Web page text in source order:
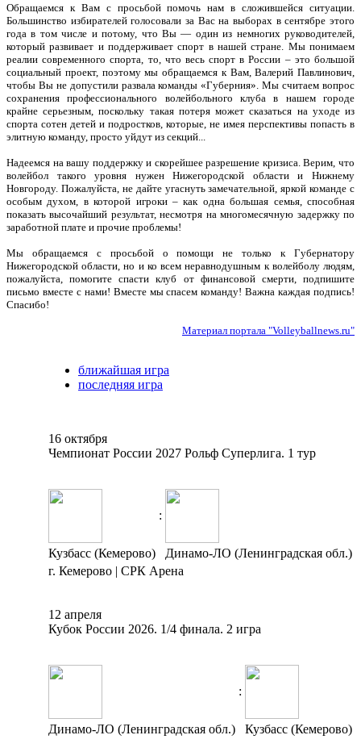
Обращаемся к Вам с просьбой помочь нам в сложившейся ситуации.
Большинство избирателей голосовали за Вас на выборах в сентябре этого
года в том числе и потому, что Вы — один из немногих руководителей,
который развивает и поддерживает спорт в нашей стране. Мы понимаем
реалии современного спорта, то, что весь спорт в России – это большой
социальный проект, поэтому мы обращаемся к Вам, Валерий Павлинович,
чтобы Вы не допустили развала команды «Губерния». Мы считаем вопрос
сохранения профессионального волейбольного клуба в нашем городе
крайне серьезным, поскольку такая потеря может сказаться на уходе из
спорта сотен детей и подростков, которые, не имея перспективы попасть в
элитную команду, просто уйдут из секций...
Надеемся на вашу поддержку и скорейшее разрешение кризиса. Верим, что
волейбол такого уровня нужен Нижегородской области и Нижнему
Новгороду. Пожалуйста, не дайте угаснуть замечательной, яркой команде с
особым духом, в которой игроки – как одна большая семья, способная
показать высочайший результат, несмотря на многомесячную задержку по
заработной плате и прочие проблемы!
Мы обращаемся с просьбой о помощи не только к Губернатору
Нижегородской области, но и ко всем неравнодушным к волейболу людям,
пожалуйста, помогите спасти клуб от финансовой смерти, подпишите
письмо вместе с нами! Вместе мы спасем команду! Важна каждая подпись!
Спасибо!
Материал портала "Volleyballnews.ru"
ближайшая игра
последняя игра
16 октября
Чемпионат России 2027 Рольф Суперлига. 1 тур
:
Кузбасс (Кемерово)
Динамо-ЛО (Ленинградская обл.)
г. Кемерово | СРК Арена
12 апреля
Кубок России 2026. 1/4 финала. 2 игра
:
Динамо-ЛО (Ленинградская обл.) Кузбасс (Кемерово)